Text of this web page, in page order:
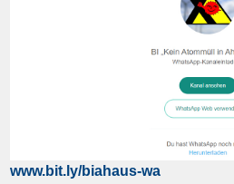
www.bit.ly/biahaus-wa